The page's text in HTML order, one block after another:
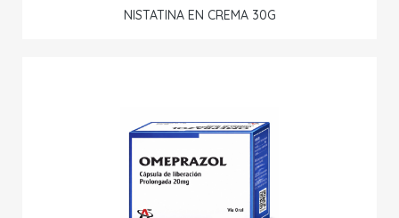
NISTATINA EN CREMA 30G